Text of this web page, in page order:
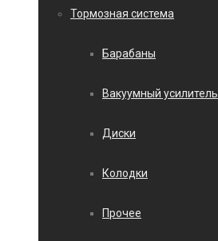
Тормозная система
Барабаны
Вакуумный усилитель
Диски
Колодки
Прочее